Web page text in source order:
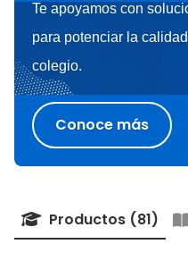
Te apoyamos con
para potenciar la
colegio.
Conoce más
Productos (81)